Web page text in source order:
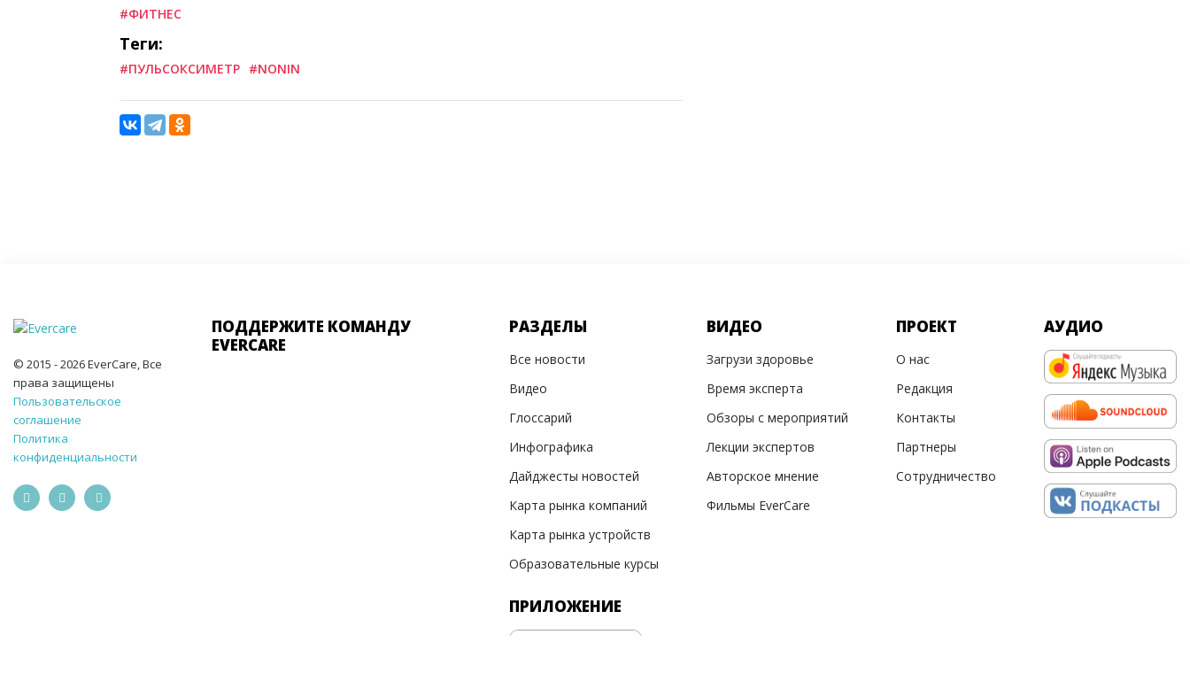
#ФИТНЕС
Теги:
#ПУЛЬСОКСИМЕТР #NONIN
© 2015 - 2026 EverCare, Все
права защищены
Пользовательское
соглашение
Политика
конфиденциальности
ПОДДЕРЖИТЕ КОМАНДУ
EVERCARE
РАЗДЕЛЫ
Все новости
Видео
Глоссарий
Инфографика
Дайджесты новостей
Карта рынка компаний
Карта рынка устройств
Образовательные курсы
ПРИЛОЖЕНИЕ
ВИДЕО
Загрузи здоровье
Время эксперта
Обзоры с мероприятий
Лекции экспертов
Авторское мнение
Фильмы EverCare
ПРОЕКТ
О нас
Редакция
Контакты
Партнеры
Сотрудничество
АУДИО